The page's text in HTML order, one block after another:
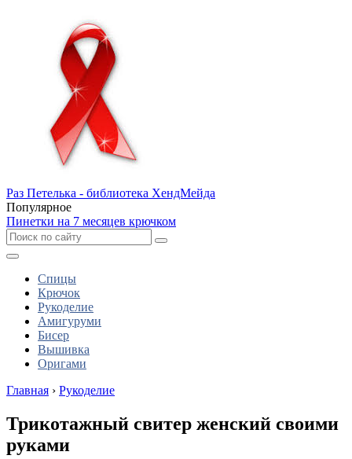
Раз Петелька - библиотека ХендМейда
Популярное
Пинетки на 7 месяцев крючком
Спицы
Крючок
Рукоделие
Амигуруми
Бисер
Вышивка
Оригами
Главная › Рукоделие
Трикотажный свитер женский своими
руками